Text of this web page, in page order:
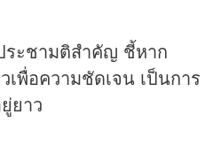
ะชามติสำคัญ ชี้หาก
พื่อความชัดเจน เป็นการ
ยาว